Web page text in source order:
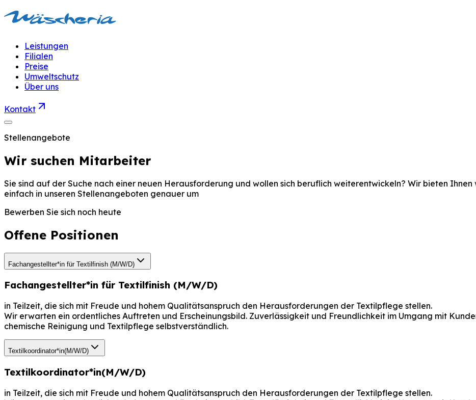
Leistungen
Filialen
Preise
Umweltschutz
Über uns
Kontakt
Stellenangebote
Wir suchen Mitarbeiter
Sie sind auf der Suche nach einer neuen Herausforderung und wollen sich beruflich weiterentwickeln? Wir bieten Ihnen
einfach in unseren Stellenangeboten genauer um
Bewerben Sie sich noch heute
Offene Positionen
Fachangestellter*in für Textilfinish (M/W/D)
Fachangestellter*in für Textilfinish (M/W/D)
in Teilzeit, die sich mit Freude und hohem Qualitätsanspruch den Herausforderungen der Textilpflege stellen.
Wir erwarten ein ordentliches Auftreten und Erscheinungsbild. Zuverlässigkeit und Freundlichkeit im Umgang mit
chemische Reinigung und Textilpflege selbstverständlich.
Textilkoordinator*in(M/W/D)
Textilkoordinator*in(M/W/D)
in Teilzeit, die sich mit Freude und hohem Qualitätsanspruch den Herausforderungen der Textilpflege stellen.